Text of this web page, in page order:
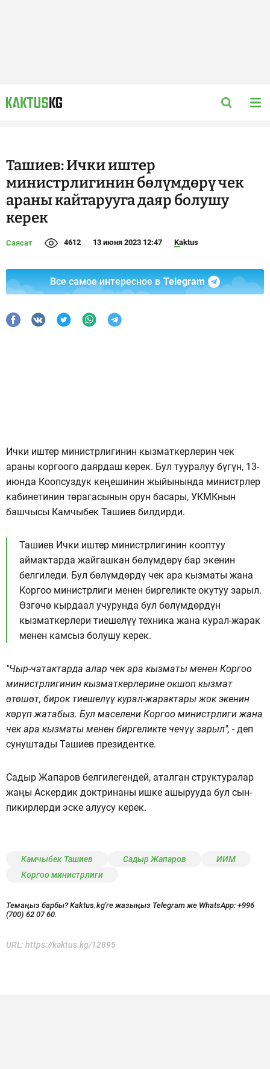
Ташиев: Ички иштер
министрлигинин бөлүмдөрү чек
араны кайтарууга даяр болушу
керек
Саясат 4612 13 июня 2023 12:47 Kaktus
Все самое интересное в Telegram
Ички иштер министрлигинин кызматкерлерин чек
араны коргоого даярдаш керек. Бул тууралуу бүгүн, 13-
июнда Коопсуздук кеңешинин жыйынында министрлер
кабинетинин төрагасынын орун басары, УКМКнын
башчысы Камчыбек Ташиев билдирди.
Ташиев Ички иштер министрлигинин кооптуу
аймактарда жайгашкан бөлүмдөрү бар экенин
белгиледи. Бул бөлүмдөрдү чек ара кызматы жана
Коргоо министрлиги менен биргеликте окутуу зарыл.
Өзгөчө кырдаал учурунда бул бөлүмдөрдүн
кызматкерлери тиешелүү техника жана курал-жарак
менен камсыз болушу керек.
"Чыр-чатактарда алар чек ара кызматы менен Коргоо
министрлигинин кызматкерлерине окшоп кызмат
өтөшөт, бирок тиешелүү курал-жарактары жок экенин
көрүп жатабыз. Бул маселени Коргоо министрлиги жана
чек ара кызматы менен биргеликте чечүү зарыл", - деп
сунуштады Ташиев президентке.
Садыр Жапаров белгилегендей, аталган структуралар
жаңы Аскердик доктринаны ишке ашырууда бул сын-
пикирлерди эске алуусу керек.
Камчыбек Ташиев Садыр Жапаров
ИИМ
Коргоо министрлиги
Темаңыз барбы? Kaktus.kg'ге жазыңыз Telegram же WhatsApp: +996
(700) 62 07 60.
URL: https://kaktus.kg/12895